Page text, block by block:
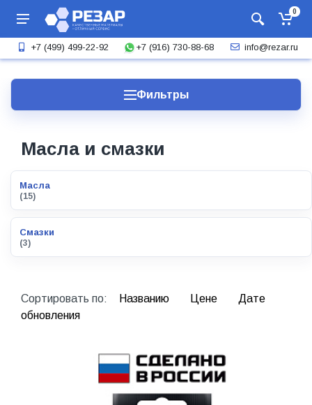
0
+7 (499) 499-22-92 +7 (916) 730-88-68 info@rezar.ru
Фильтры
Масла и смазки
Масла
(15)
Смазки
(3)
Сортировать по: Названию Цене
Дате
обновления